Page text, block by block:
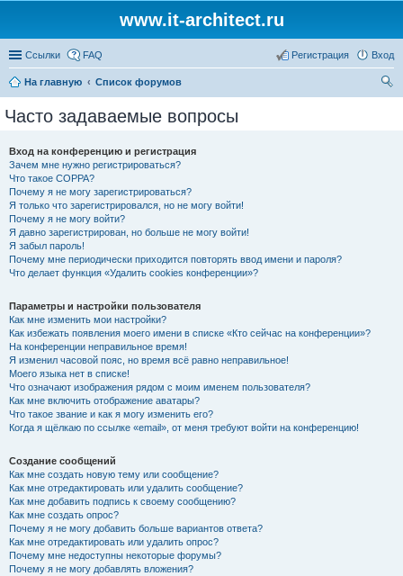
www.it-architect.ru
Ссылки FAQ Вход
Регистрация
На главную
Список форумов
Часто задаваемые вопросы
Вход на конференцию и регистрация
Зачем мне нужно регистрироваться?
Что такое COPPA?
Почему я не могу зарегистрироваться?
Я только что зарегистрировался, но не могу войти!
Почему я не могу войти?
Я давно зарегистрирован, но больше не могу войти!
Я забыл пароль!
Почему мне периодически приходится повторять ввод имени и пароля?
Что делает функция «Удалить cookies конференции»?
Параметры и настройки пользователя
Как мне изменить мои настройки?
Как избежать появления моего имени в списке «Кто сейчас на конференции»?
На конференции неправильное время!
Я изменил часовой пояс, но время всё равно неправильное!
Моего языка нет в списке!
Что означают изображения рядом с моим именем пользователя?
Как мне включить отображение аватары?
Что такое звание и как я могу изменить его?
Когда я щёлкаю по ссылке «email», от меня требуют войти на конференцию!
Создание сообщений
Как мне создать новую тему или сообщение?
Как мне отредактировать или удалить сообщение?
Как мне добавить подпись к своему сообщению?
Как мне создать опрос?
Почему я не могу добавить больше вариантов ответа?
Как мне отредактировать или удалить опрос?
Почему мне недоступны некоторые форумы?
Почему я не могу добавлять вложения?